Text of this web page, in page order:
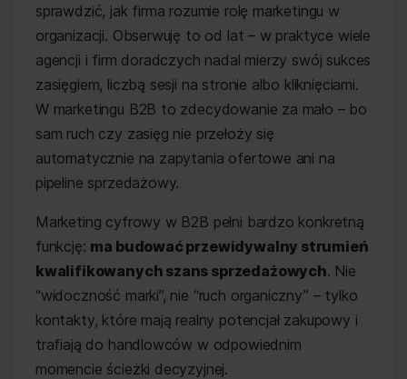
sprawdzić, jak firma rozumie rolę marketingu w
organizacji. Obserwuję to od lat – w praktyce wiele
agencji i firm doradczych nadal mierzy swój sukces
zasięgiem, liczbą sesji na stronie albo kliknięciami.
W marketingu B2B to zdecydowanie za mało – bo
sam ruch czy zasięg nie przełoży się
automatycznie na zapytania ofertowe ani na
pipeline sprzedażowy.
Marketing cyfrowy w B2B pełni bardzo konkretną
funkcję: ma budować przewidywalny strumień
kwalifikowanych szans sprzedażowych. Nie
“widoczność marki”, nie “ruch organiczny” – tylko
kontakty, które mają realny potencjał zakupowy i
trafiają do handlowców w odpowiednim
momencie ścieżki decyzyjnej.